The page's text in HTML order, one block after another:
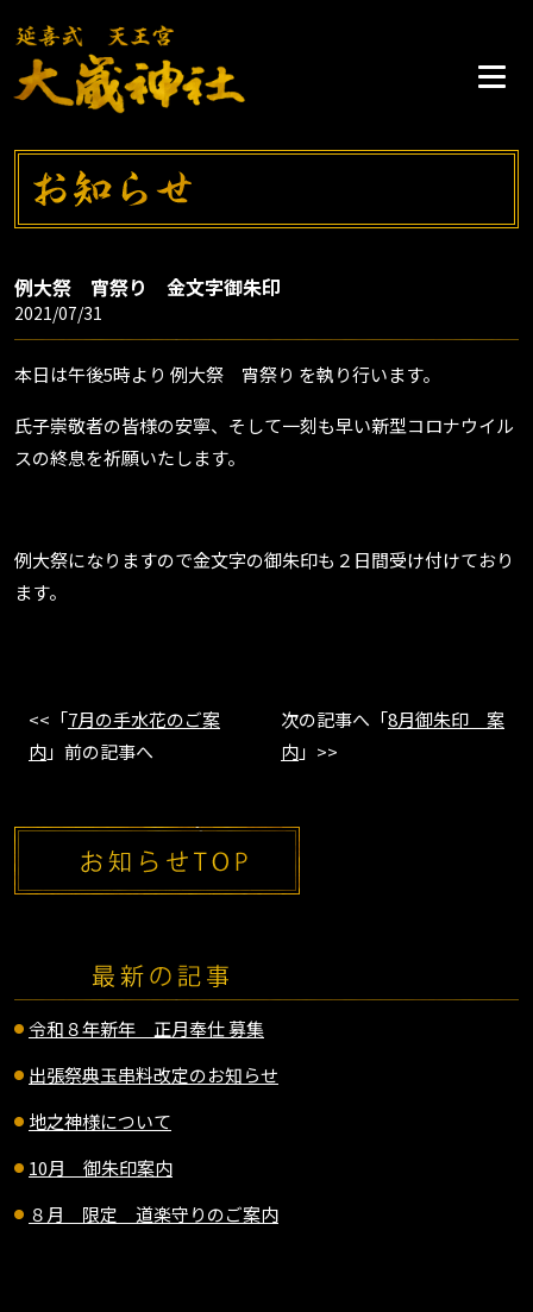
例大祭 宵祭り 金文字御朱印
2021/07/31
本日は午後5時より 例大祭 宵祭り を執り行います。
氏子崇敬者の皆様の安寧、そして一刻も早い新型コロナウイル
スの終息を祈願いたします。
例大祭になりますので金文字の御朱印も２日間受け付けており
ます。
<<「7月の手水花のご案
内」前の記事へ
次の記事へ「8月御朱印 案
内」>>
令和８年新年 正月奉仕 募集
出張祭典玉串料改定のお知らせ
地之神様について
10月 御朱印案内
８月 限定 道楽守りのご案内